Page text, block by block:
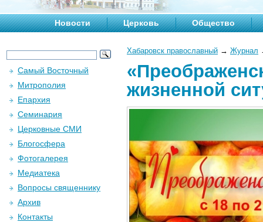
Новости Церковь Общество
Хабаровск православный → Журнал
жизненной
Самый Восточный
Митрополия
Епархия
Семинария
Церковные СМИ
Блогосфера
Фотогалерея
Медиатека
Вопросы священнику
Архив
Контакты